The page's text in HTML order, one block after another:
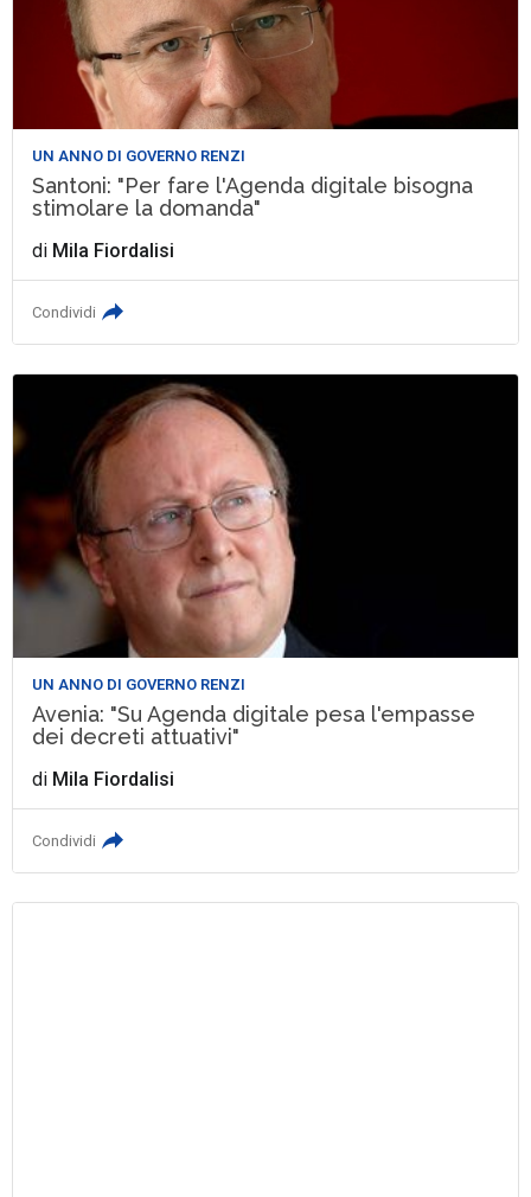
UN ANNO DI GOVERNO RENZI
Santoni: "Per fare l'Agenda digitale bisogna
stimolare la domanda"
di Mila Fiordalisi
Condividi
UN ANNO DI GOVERNO RENZI
Avenia: "Su Agenda digitale pesa l'empasse
dei decreti attuativi"
di Mila Fiordalisi
Condividi